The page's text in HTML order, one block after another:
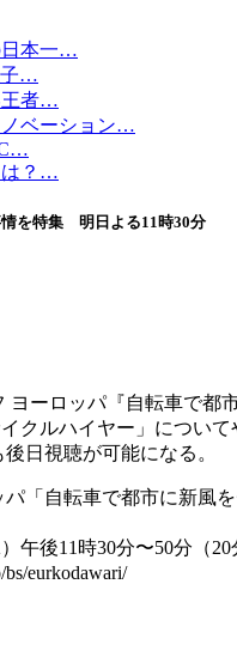
日本一…
子…
王者…
ノベーション…
は？…
を特集 明日よる11時30分
ーロッパ『自転車で都
クルハイヤー」につい
日視聴が可能になる。
「自転車で都市に新風
午後11時30分〜50分（20
eurkodawari/